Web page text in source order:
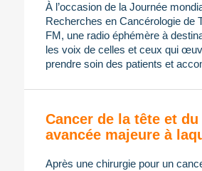
À l’occasion de la Journée
Recherches en Cancérologie de
FM, une radio éphémère à
les voix de celles et ceux qui
prendre soin des patients et
Cancer de la tête et
avancée majeure à
Après une chirurgie pour un